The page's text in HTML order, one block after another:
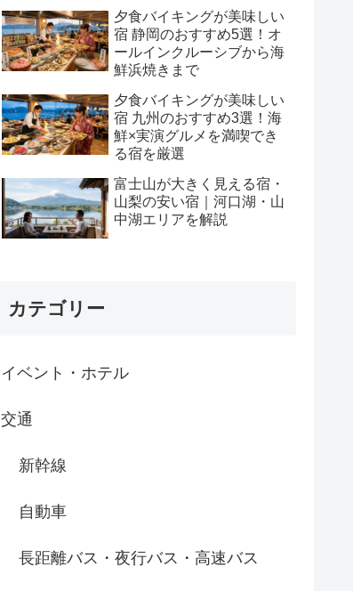
夕食バイキングが美味しい
宿 静岡のおすすめ5選！オ
ールインクルーシブから海
鮮浜焼きまで
夕食バイキングが美味しい
宿 九州のおすすめ3選！海
鮮×実演グルメを満喫でき
る宿を厳選
富士山が大きく見える宿・
山梨の安い宿｜河口湖・山
中湖エリアを解説
カテゴリー
イベント・ホテル
交通
新幹線
自動車
長距離バス・夜行バス・高速バス